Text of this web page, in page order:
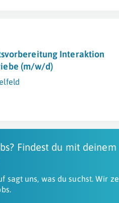
Interaktion
(m/w/d)
Findest du mit deinem
sagt uns, was du suchst. Wir